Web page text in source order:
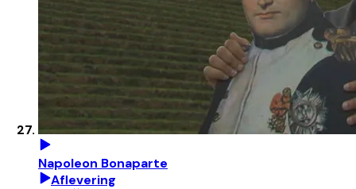
Napoleon Bonaparte
Aflevering